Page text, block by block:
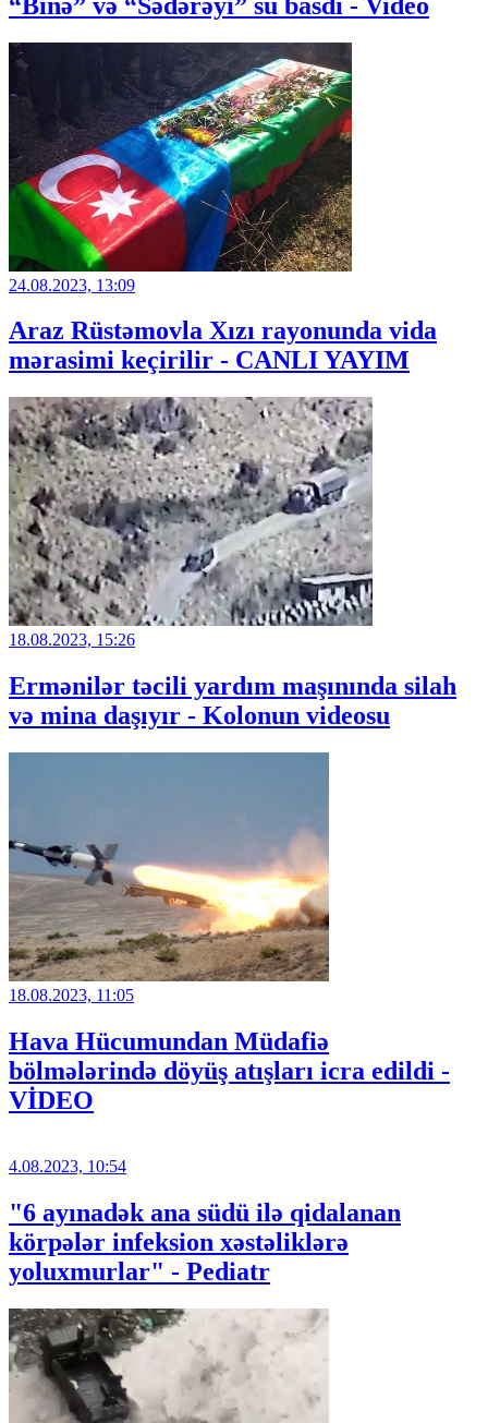
24.08.2023, 13:09
Araz Rüstəmovla Xızı rayonunda vida
mərasimi keçirilir - CANLI YAYIM
18.08.2023, 15:26
Ermənilər təcili yardım maşınında silah
və mina daşıyır - Kolonun videosu
18.08.2023, 11:05
Hava Hücumundan Müdafiə
bölmələrində döyüş atışları icra edildi -
VİDEO
4.08.2023, 10:54
"6 ayınadək ana südü ilə qidalanan
körpələr infeksion xəstəliklərə
yoluxmurlar" - Pediatr